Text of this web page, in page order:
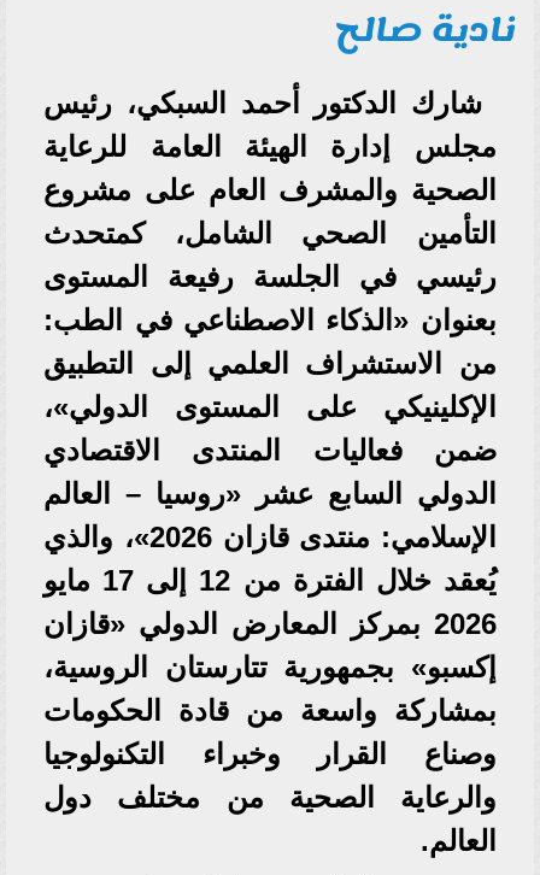
نادية صالح
شارك الدكتور أحمد السبكي، رئيس
مجلس إدارة الهيئة العامة للرعاية
الصحية والمشرف العام على مشروع
التأمين الصحي الشامل، كمتحدث
رئيسي في الجلسة رفيعة المستوى
بعنوان «الذكاء الاصطناعي في الطب:
من الاستشراف العلمي إلى التطبيق
الإكلينيكي على المستوى الدولي»،
ضمن فعاليات المنتدى الاقتصادي
الدولي السابع عشر «روسيا – العالم
الإسلامي: منتدى قازان 2026»، والذي
يُعقد خلال الفترة من 12 إلى 17 مايو
2026 بمركز المعارض الدولي «قازان
إكسبو» بجمهورية تتارستان الروسية،
بمشاركة واسعة من قادة الحكومات
وصناع القرار وخبراء التكنولوجيا
والرعاية الصحية من مختلف دول
العالم.